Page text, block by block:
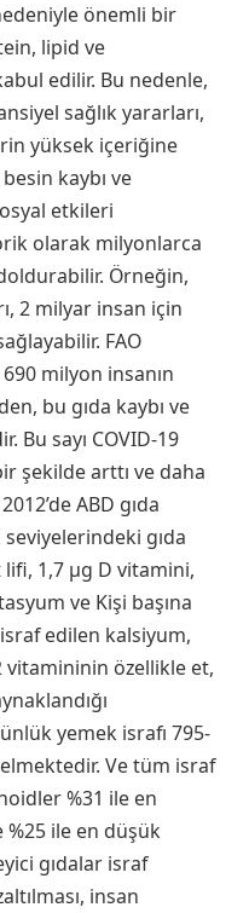
önemli bir
lipid ve
edilir. Bu nedenle,
sağlık yararları,
yüksek içeriğine
besin kaybı ve
etkileri
olarak milyonlarca
Örneğin,
2 milyar insan için
FAO
690 milyon insanın
bu gıda kaybı ve
Bu sayı COVID-19
şekilde arttı ve daha
2012’de ABD gıda
gıda
lifi, 1,7 μg D vitamini,
ve Kişi başına
israf edilen kalsiyum,
özellikle et,
yemek israfı 795-
Ve tüm israf
%31 ile en
ile en düşük
gıdalar israf
insan